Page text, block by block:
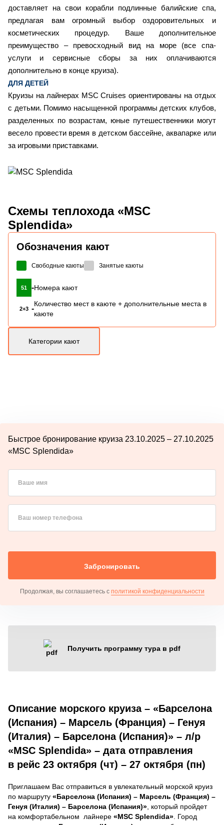
доставляет на свои корабли подлинные балийские спа,
предлагая вам огромный выбор оздоровительных и
косметических процедур. Ваше дополнительное
преимущество – превосходный вид на море (все спа-
услуги и сервисные сборы за них оплачиваются
дополнительно в конце круиза).
ДЛЯ ДЕТЕЙ
Круизы на лайнерах MSC Cruises ориентированы на отдых
с детьми. Помимо насыщенной программы детских клубов,
разделенных по возрастам, юные путешественники могут
весело провести время в детском бассейне, аквапарке или
за игровыми приставками.
Схемы теплохода «MSC
Splendida»
Обозначения кают
Свободные каюты Занятые каюты
51 -Номера кают
2+3 -
Количество мест в каюте + дополнительные места в
каюте
Категории кают
Быстрое бронирование круиза 23.10.2025 – 27.10.2025
«MSC Splendida»
Ваше имя
Ваш номер телефона
Забронировать
Продолжая, вы соглашаетесь с политикой конфиденциальности
Получить программу тура в pdf
Описание морского круиза – «Барселона
(Испания) – Марсель (Франция) – Генуя
(Италия) – Барселона (Испания)» – л/р
«MSC Splendida» – дата отправления
в рейс 23 октября (чт) – 27 октября (пн)
Приглашаем Вас отправиться в увлекательный морской круиз
по маршруту «Барселона (Испания) – Марсель (Франция) –
Генуя (Италия) – Барселона (Испания)» , который пройдет
на комфортабельном лайнере «MSC Splendida» . Город